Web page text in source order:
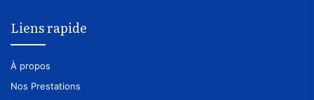
Liens rapide
À propos
Nos Prestations